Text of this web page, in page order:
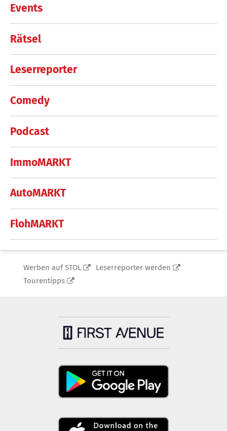
Events
Rätsel
Leserreporter
Comedy
Podcast
ImmoMARKT
AutoMARKT
FlohMARKT
Werben auf STOL
Leserreporter werden
Tourentipps